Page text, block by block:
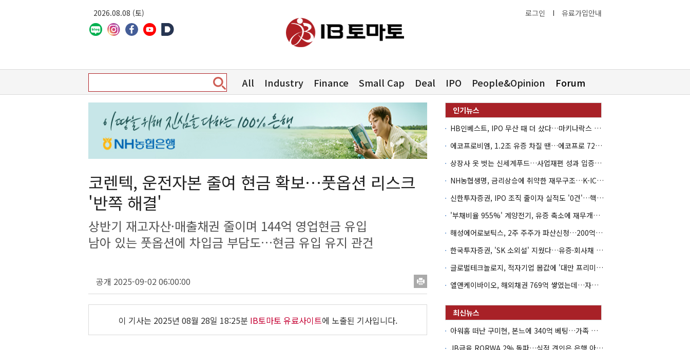
2026.08.08 (토) 로그인 I 유료가입안내
All Industry Finance Small Cap Deal IPO People&Opinion Forum
코렌텍, 운전자본 줄여 현금 확보…풋옵션 리스크
'반쪽 해결'
상반기 재고자산·매출채권 줄이며 144억 영업현금 유입
남아 있는 풋옵션에 차입금 부담도…현금 유입 유지 관건
공개 2025-09-02 06:00:00
이 기사는 2025년 08월 28일 18:25분 IB토마토 유료사이트에 노출된 기사입니다.
HB인베스트, IPO 무산 때 더 샀다…마키나락스 투자 2.7배 회수
에코프로비엠, 1.2조 유증 차질 땐…에코프로 7270억 '독박'
상장사 옷 벗는 신세계푸드…사업재편 성과 입증할까
NH농협생명, 금리상승에 취약한 재무구조…K-ICS 변동성 '주의보'
신한투자증권, IPO 조직 줄이자 실적도 '0건'…핵심 인력까지 이탈
'부채비율 955%' 계양전기, 유증 축소에 재무개선 효과 '뚝'
해성에어로보틱스, 2주 주주가 파산신청…200억 CB 분쟁 확산
한국투자증권, 'SK 소외설' 지웠다…유증·회사채 주관 연속 수임
글로벌테크놀로지, 적자기업 몸값에 '대만 프리미엄'…공모가 논란
엘앤케이바이오, 해외채권 769억 쌓였는데…자회사 4곳 자본잠식
아워홈 떠난 구미현, 본느에 340억 베팅…가족 지배체제 구축
JB금융 RORWA 2% 돌파…실적 견인은 은행 아닌 캐피탈